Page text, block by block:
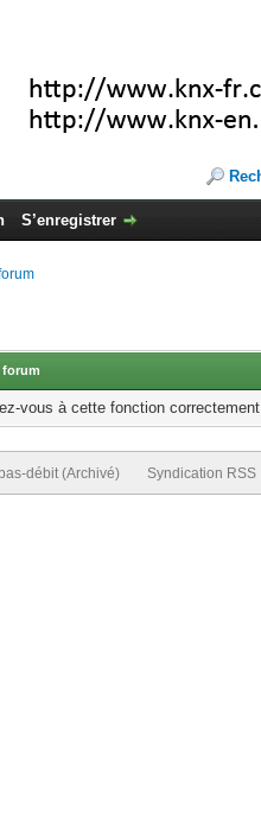
S’enregistrer
forum
vous à cette fonction
débit (Archivé) Syndication RSS